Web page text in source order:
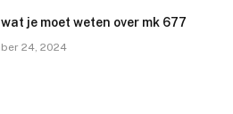
je moet weten over mk 677
24, 2024